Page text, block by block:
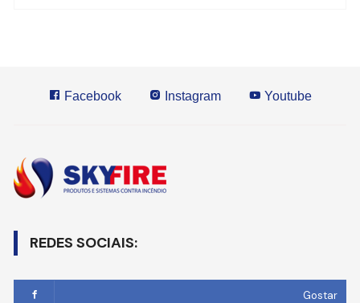
Facebook Instagram Youtube
REDES SOCIAIS:
Gostar